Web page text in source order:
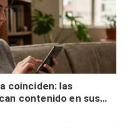
coinciden: las
contenido en sus
buscar validación